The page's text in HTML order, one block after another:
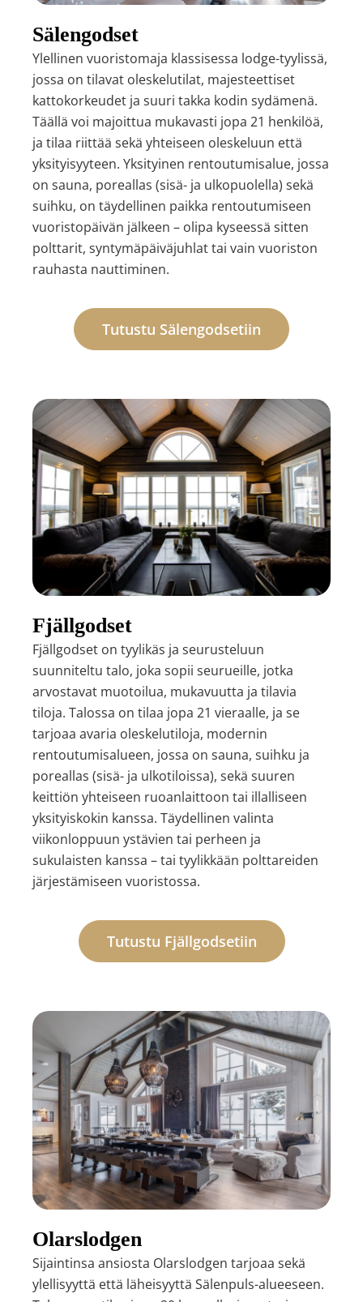
Sälengodset
Ylellinen vuoristomaja klassisessa lodge-tyylissä,
jossa on tilavat oleskelutilat, majesteettiset
kattokorkeudet ja suuri takka kodin sydämenä.
Täällä voi majoittua mukavasti jopa 21 henkilöä,
ja tilaa riittää sekä yhteiseen oleskeluun että
yksityisyyteen. Yksityinen rentoutumisalue, jossa
on sauna, poreallas (sisä- ja ulkopuolella) sekä
suihku, on täydellinen paikka rentoutumiseen
vuoristopäivän jälkeen – olipa kyseessä sitten
polttarit, syntymäpäiväjuhlat tai vain vuoriston
rauhasta nauttiminen.
Tutustu Sälengodsetiin
Fjällgodset
Fjällgodset on tyylikäs ja seurusteluun
suunniteltu talo, joka sopii seurueille, jotka
arvostavat muotoilua, mukavuutta ja tilavia
tiloja. Talossa on tilaa jopa 21 vieraalle, ja se
tarjoaa avaria oleskelutiloja, modernin
rentoutumisalueen, jossa on sauna, suihku ja
poreallas (sisä- ja ulkotiloissa), sekä suuren
keittiön yhteiseen ruoanlaittoon tai illalliseen
yksityiskokin kanssa. Täydellinen valinta
viikonloppuun ystävien tai perheen ja
sukulaisten kanssa – tai tyylikkään polttareiden
järjestämiseen vuoristossa.
Tutustu Fjällgodsetiin
Olarslodgen
Sijaintinsa ansiosta Olarslodgen tarjoaa sekä
ylellisyyttä että läheisyyttä Sälenpuls-alueeseen.